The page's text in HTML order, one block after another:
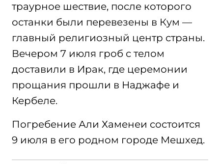
траурное шествие, после которого
останки были перевезены в Кум —
главный религиозный центр страны.
Вечером 7 июля гроб с телом
доставили в Ирак, где церемонии
прощания прошли в Наджафе и
Кербеле.
Погребение Али Хаменеи состоится
9 июля в его родном городе Мешхед.